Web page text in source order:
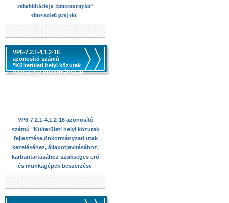
rehabilitációja Simontornyán”
elnevezésű projekt
VP6-7.2.1-4.1.2-16
azonosító számú
"Külterületi helyi közutak
fejlesztése,önkormányzati
VP6-7.2.1-4.1.2-16 azonosító
számú "Külterületi helyi közutak
fejlesztése,önkormányzati utak
kezeléséhez, állapotjavitásához,
karbantartásához szükséges erő
-és munkagépek beszerzése